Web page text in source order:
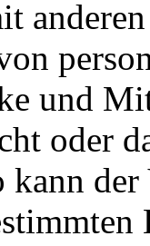
und
oder
kann